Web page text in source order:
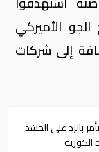
الأميركي
إلى شركات
بالرد على الحشد
الكورية